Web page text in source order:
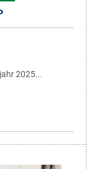
2025...